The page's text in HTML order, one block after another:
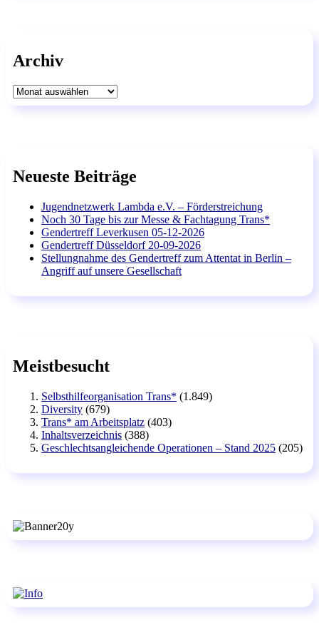
Archiv
Archiv
Neueste Beiträge
Jugendnetzwerk Lambda e.V. – Förderstreichung
Noch 30 Tage bis zur Messe & Fachtagung Trans*
Gendertreff Leverkusen 05-12-2026
Gendertreff Düsseldorf 20-09-2026
Stellungnahme des Gendertreff zum Attentat in Berlin –
Angriff auf unsere Gesellschaft
Meistbesucht
Selbsthilfeorganisation Trans* (1.849)
Diversity (679)
Trans* am Arbeitsplatz (403)
Inhaltsverzeichnis (388)
Geschlechtsangleichende Operationen – Stand 2025 (205)